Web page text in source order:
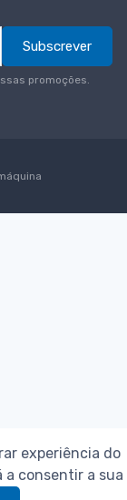
Subscrever
promoções.
experiência do
a consentir a sua